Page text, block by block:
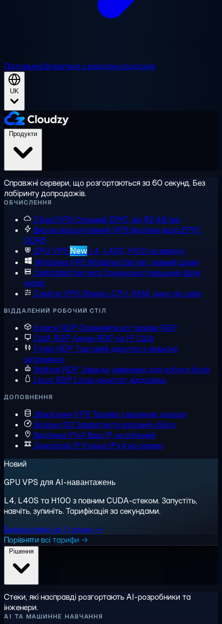
ПідтримкаЗв'язатися з відділом продажів
UK
Справжні сервери, що розгортаються за 60 секунд. Без
лабіринту допродажів.
ОБЧИСЛЕННЯ
Cloud VPS Спільний EPYC, від $2,48/міс
Високопродуктивний VPS Виділені ядра EPYC,
DDR5
GPU VPS New L4, L40S, H100 на вимогу
Windows VPS Windows Server, повний адмін
Dedicated Servers Однокористувацький bare
metal
Custom VPS Оберіть CPU, RAM, диск під себе
ВІДДАЛЕНИЙ РОБОЧИЙ СТІЛ
Купити RDP Порівняйте всі тарифи RDP
США RDP Адмін-RDP на IP США
Forex RDP Торговий десктоп з низькою
затримкою
Botting RDP Завжди увімкнено для роботи ботів
Linux RDP Linux-десктоп, віддалено
ДОПОВНЕННЯ
Зберігання VPS Тарифи з великим диском
Власне ISO Завантажте власний образ
Виділена IPv4 Ваш IP, не спільний
Додаткові IP Кілька IPv4 на сервер
Новий
GPU VPS для AI-навантажень
L4, L40S та H100 з повним CUDA-стеком. Запустіть,
навчіть, зупиніть. Тарифікація за секундами.
Безкоштовно на 1 годину →
Порівняти всі тарифи →
Стеки, які насправді розгортають AI-розробники та
інженери.
AI ТА МАШИННЕ НАВЧАННЯ